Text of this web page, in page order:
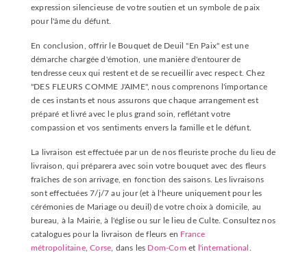
expression silencieuse de votre soutien et un symbole de paix
pour l'âme du défunt.
En conclusion, offrir le Bouquet de Deuil "En Paix" est une
démarche chargée d'émotion, une manière d'entourer de
tendresse ceux qui restent et de se recueillir avec respect. Chez
"DES FLEURS COMME J'AIME", nous comprenons l'importance
de ces instants et nous assurons que chaque arrangement est
préparé et livré avec le plus grand soin, reflétant votre
compassion et vos sentiments envers la famille et le défunt.
La livraison est effectuée par un de nos fleuriste proche du lieu de
livraison, qui préparera avec soin votre bouquet avec des fleurs
fraîches de son arrivage, en fonction des saisons. Les livraisons
sont effectuées 7/j/7 au jour (et à l'heure uniquement pour les
cérémonies de Mariage ou deuil) de votre choix à domicile, au
bureau, à la Mairie, à l'église ou sur le lieu de Culte. Consultez nos
catalogues pour la livraison de fleurs en France
métropolitaine,Corse , dans les Dom-Com et l'international